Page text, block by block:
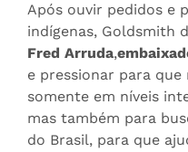
Após ouvir pedidos e
indígenas, Goldsmith
Fred Arruda,
e pressionar para que
somente em níveis
mas também para
do Brasil, para que